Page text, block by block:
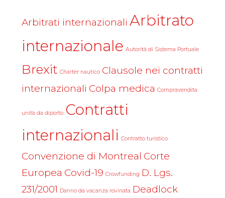
Arbitrati internazionali Arbitrato
internazionale Autorità di Sistema Portuale
Brexit Charter nautico Clausole nei contratti
internazionali Colpa medica Compravendita
unità da diporto Contratti
internazionali Contratto turistico
Convenzione di Montreal Corte
Europea Covid-19 Crowfunding D. Lgs.
231/2001 Danno da vacanza rovinata Deadlock